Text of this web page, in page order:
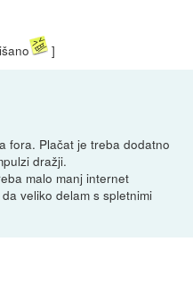
]
fora. Plačat je treba dodatno
dražji.
malo manj internet
veliko delam s spletnimi